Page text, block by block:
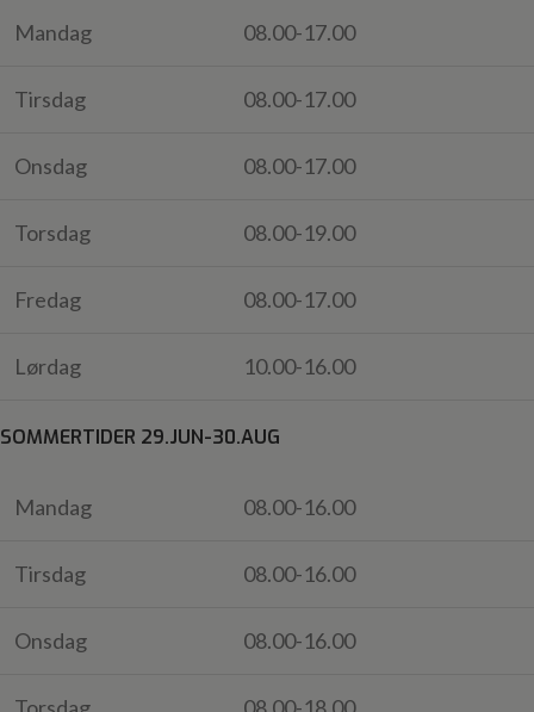
Mandag 08.00-17.00
Tirsdag 08.00-17.00
Onsdag 08.00-17.00
Torsdag 08.00-19.00
Fredag 08.00-17.00
Lørdag 10.00-16.00
SOMMERTIDER 29.JUN-30.AUG
Mandag 08.00-16.00
Tirsdag 08.00-16.00
Onsdag 08.00-16.00